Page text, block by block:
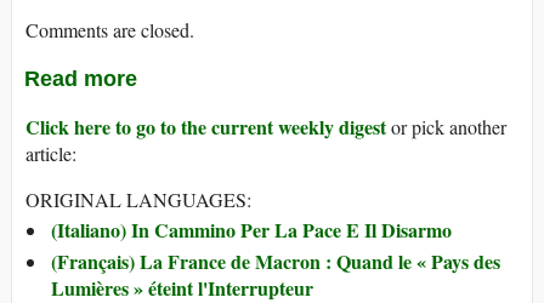
Comments are closed.
Read more
Click here to go to the current weekly digestor pick another
article:
ORIGINAL LANGUAGES:
(Italiano) In Cammino Per La Pace E Il Disarmo
(Français) La France de Macron : Quand le « Pays des
Lumières » éteint l'Interrupteur